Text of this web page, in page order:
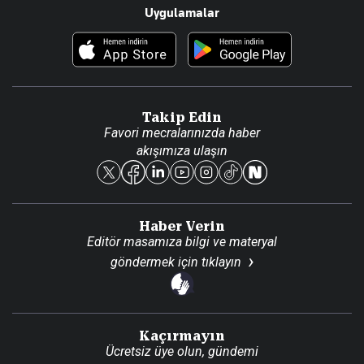
Foto Haber
Künye
Reklam Ver
Uygulamalar
Takip Edin
Favori mecralarınızda haber
akışımıza ulaşın
Haber Verin
Editör masamıza bilgi ve materyal
göndermek için tıklayın
Kaçırmayın
Ücretsiz üye olun, gündemi